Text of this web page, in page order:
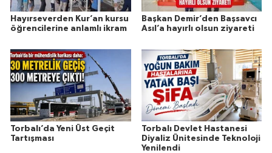
Hayırseverden Kur’an kursu
öğrencilerine anlamlı ikram
Başkan Demir’den Başsavcı
Asıl’a hayırlı olsun ziyareti
Torbalı’da Yeni Üst Geçit
Tartışması
Torbalı Devlet Hastanesi
Diyaliz Ünitesinde Teknoloji
Yenilendi